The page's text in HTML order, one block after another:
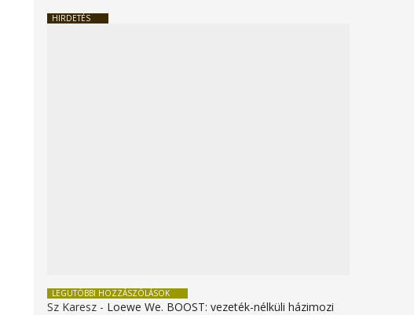
HIRDETÉS
LEGUTÓBBI HOZZÁSZÓLÁSOK
Sz Karesz - Loewe We. BOOST: vezeték-nélküli házimozi